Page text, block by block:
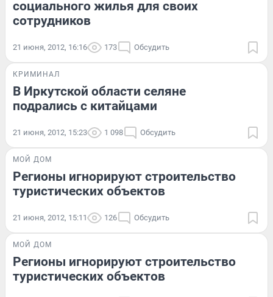
социального жилья для своих
сотрудников
21 июня, 2012, 16:16 173 Обсудить
КРИМИНАЛ
В Иркутской области селяне
подрались с китайцами
21 июня, 2012, 15:23 1 098 Обсудить
МОЙ ДОМ
Регионы игнорируют строительство
туристических объектов
21 июня, 2012, 15:11 126 Обсудить
МОЙ ДОМ
Регионы игнорируют строительство
туристических объектов